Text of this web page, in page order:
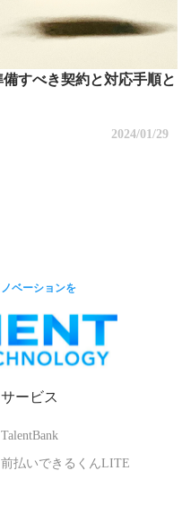
すべき契約と対応手順と
2024/01/29
ベーションを
サービス
TalentBank
前払いできるくんLITE